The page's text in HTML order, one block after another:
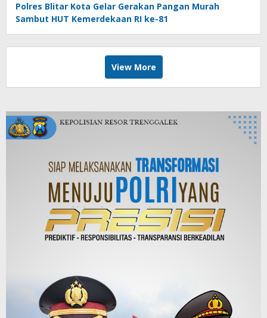
Polres Blitar Kota Gelar Gerakan Pangan Murah
Sambut HUT Kemerdekaan RI ke-81
View More